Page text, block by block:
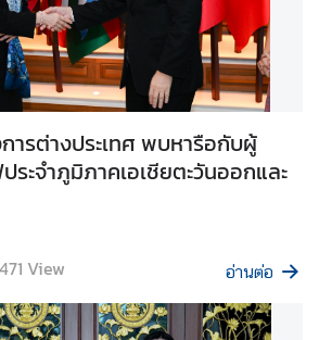
ารต่างประเทศ พบหารือกับผู้
ระจำภูมิภาคเอเชียตะวันออกและ
471 View อ่านต่อ